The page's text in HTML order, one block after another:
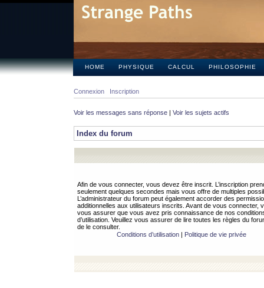
HOME PHYSIQUE CALCUL PHILOSOPHIE
Connexion Inscription
Voir les messages sans réponse | Voir les sujets actifs
Index du forum
Afin de vous connecter, vous devez être inscrit. L’inscription
seulement quelques secondes mais vous offre de multiples
L’administrateur du forum peut également accorder des
additionnelles aux utilisateurs inscrits. Avant de vous connecter,
vous assurer que vous avez pris connaissance de nos
d’utilisation. Veuillez vous assurer de lire toutes les règles du
de le consulter.
Conditions d’utilisation| Politique de vie privée